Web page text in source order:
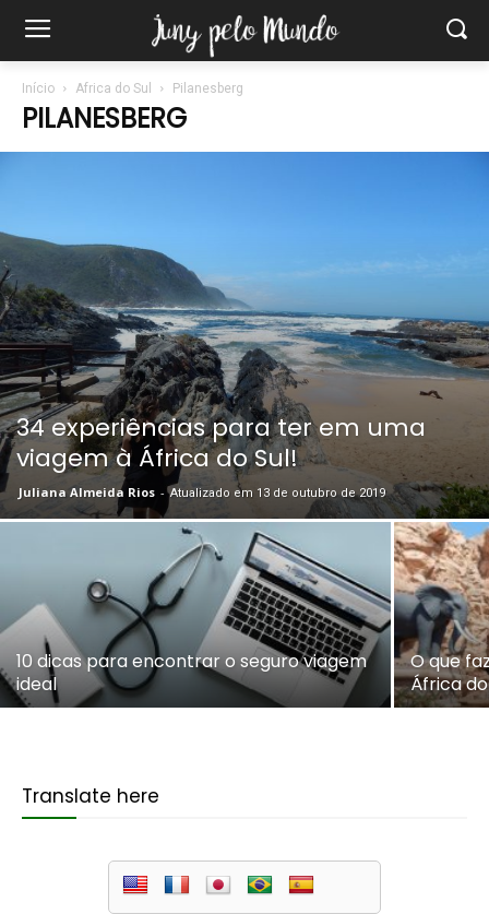
Início Africa do Sul Pilanesberg
PILANESBERG
34 experiências para ter em uma
viagem à África do Sul!
Juliana Almeida Rios - Atualizado em 13 de outubro de 2019
10 dicas para encontrar o seguro viagem
ideal
O que
África
Translate here